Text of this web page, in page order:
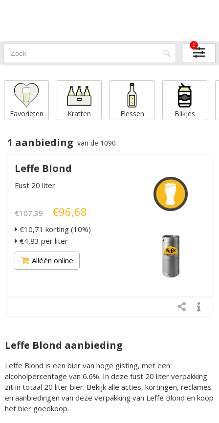
2
Favorieten Kratten Flessen Blikjes
1 aanbieding van de 1090
Leffe Blond
Fust 20 liter
€107,39 €96,68
€10,71 korting (10%)
€4,83 per liter
Alléén online
Leffe Blond aanbieding
Leffe Blond is een bier van hoge gisting, met een
alcoholpercentage van 6.6%. In deze fust 20 liter verpakking
zit in totaal 20 liter bier. Bekijk alle acties, kortingen, reclames
en aanbiedingen van deze verpakking van Leffe Blond en koop
het bier goedkoop.